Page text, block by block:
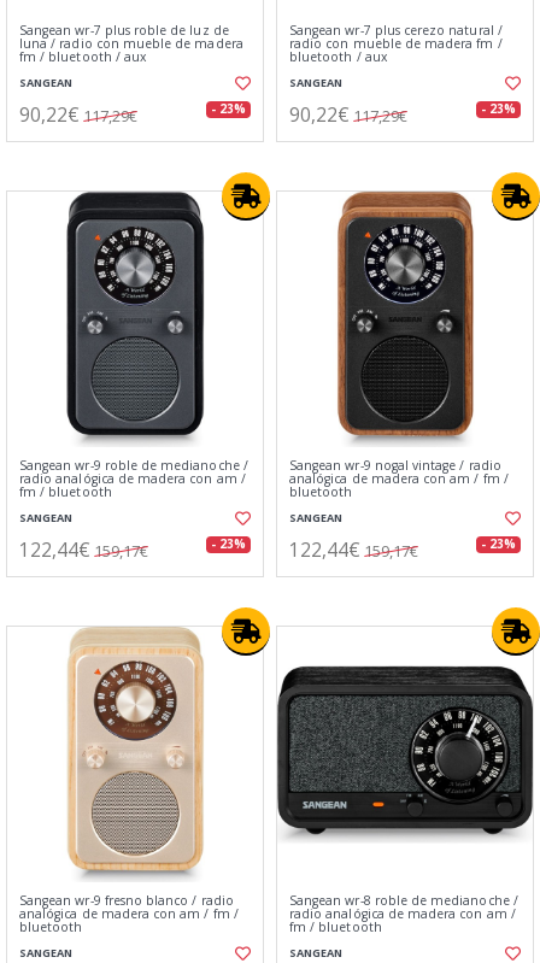
Sangean wr-7 plus roble de luz de
luna / radio con mueble de madera
fm / bluetooth / aux
SANGEAN
90,22€ 117,29€ - 23%
Sangean wr-7 plus cerezo natural /
radio con mueble de madera fm /
bluetooth / aux
SANGEAN
90,22€ 117,29€ - 23%
Sangean wr-9 roble de medianoche /
radio analógica de madera con am /
fm / bluetooth
SANGEAN
122,44€ 159,17€ - 23%
Sangean wr-9 nogal vintage / radio
analógica de madera con am / fm /
bluetooth
SANGEAN
122,44€ 159,17€ - 23%
Sangean wr-9 fresno blanco / radio
analógica de madera con am / fm /
bluetooth
SANGEAN
Sangean wr-8 roble de medianoche /
radio analógica de madera con am /
fm / bluetooth
SANGEAN